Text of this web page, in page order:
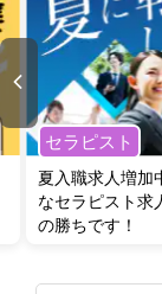
セラピスト
夏入職求人増加
なセラピスト求
の勝ちです！